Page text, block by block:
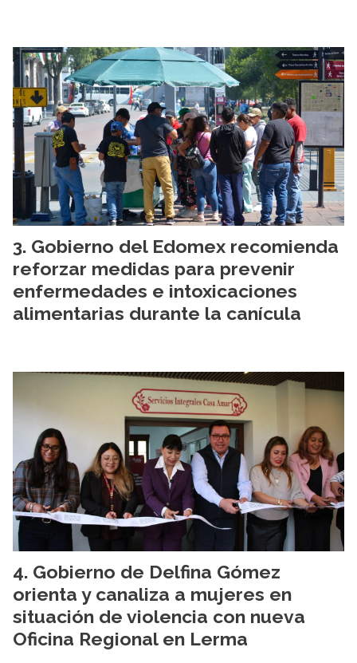
Gobierno del Edomex recomienda
reforzar medidas para prevenir
enfermedades e intoxicaciones
alimentarias durante la canícula
Gobierno de Delfina Gómez
orienta y canaliza a mujeres en
situación de violencia con nueva
Oficina Regional en Lerma